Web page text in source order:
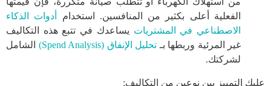
الفعلية أعلى بكثير من المنافسين. استخدام
أدوات الذكاء
الاصطناعي في المشتريات يساعدك في تتبع هذه التكاليف
غير المرئية وربطها بـ تحليل الإنفاق (Spend Analysis)
الشامل
لشركتك.
عليك التمييز بين نوعين من التكاليف: